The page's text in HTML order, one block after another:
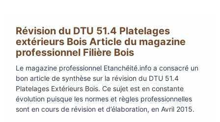
Révision du DTU 51.4 Platelages
extérieurs Bois Article du magazine
professionnel Filière Bois
Le magazine professionnel Etanchéité.info a consacré un
bon article de synthèse sur la révision du DTU 51.4
Platelages Extérieurs Bois. Ce sujet est en constante
évolution puisque les normes et règles professionnelles
sont en cours de révision et d’élaboration, en Avril 2015.